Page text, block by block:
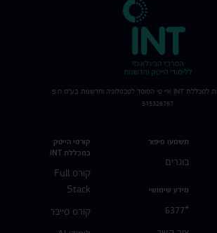
תשמעו סיפור
בוגרים
מידע שימושי
*6377
קורסי הייטק
במכללת INT
קורס Full
Stack
קורס סייבר
למכללת INT איי טי המוסד לטכנולוגיה וחדשנות בע"מ ח.פ
515326767